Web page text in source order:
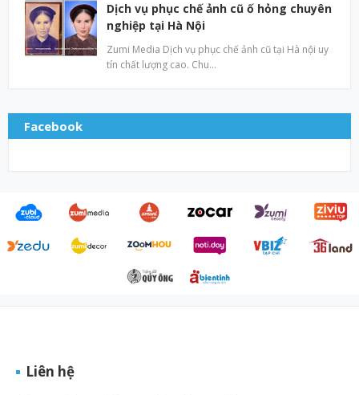
Dịch vụ phục chế ảnh cũ ố hỏng chuyên
nghiệp tại Hà Nội
Zumi Media Dịch vụ phục chế ảnh cũ tại Hà nội uy
tín chất lượng cao. Chu…
Facebook
Liên hệ